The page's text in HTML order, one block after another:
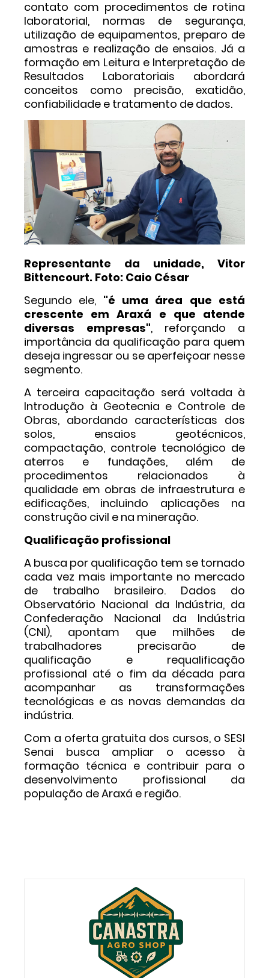
contato com procedimentos de rotina
laboratorial, normas de segurança,
utilização de equipamentos, preparo de
amostras e realização de ensaios. Já a
formação em Leitura e Interpretação de
Resultados Laboratoriais abordará
conceitos como precisão, exatidão,
confiabilidade e tratamento de dados.
Representante da unidade, Vitor
Bittencourt. Foto: Caio César
Segundo ele, "é uma área que está
crescente em Araxá e que atende
diversas empresas", reforçando a
importância da qualificação para quem
deseja ingressar ou se aperfeiçoar nesse
segmento.
A terceira capacitação será voltada à
Introdução à Geotecnia e Controle de
Obras, abordando características dos
solos, ensaios geotécnicos,
compactação, controle tecnológico de
aterros e fundações, além de
procedimentos relacionados à
qualidade em obras de infraestrutura e
edificações, incluindo aplicações na
construção civil e na mineração.
Qualificação profissional
A busca por qualificação tem se tornado
cada vez mais importante no mercado
de trabalho brasileiro. Dados do
Observatório Nacional da Indústria, da
Confederação Nacional da Indústria
(CNI), apontam que milhões de
trabalhadores precisarão de
qualificação e requalificação
profissional até o fim da década para
acompanhar as transformações
tecnológicas e as novas demandas da
indústria.
Com a oferta gratuita dos cursos, o SESI
Senai busca ampliar o acesso à
formação técnica e contribuir para o
desenvolvimento profissional da
população de Araxá e região.